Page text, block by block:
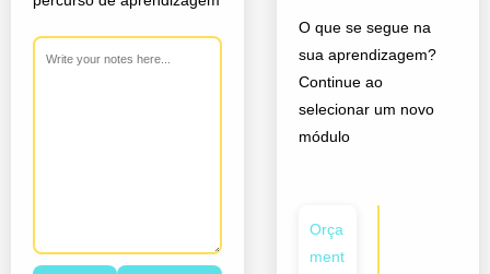
O que se segue na
sua aprendizagem?
Continue ao
selecionar um novo
módulo
Orça
ment